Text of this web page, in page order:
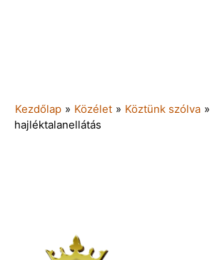
Kezdőlap » Közélet » Köztünk szólva »
hajléktalanellátás